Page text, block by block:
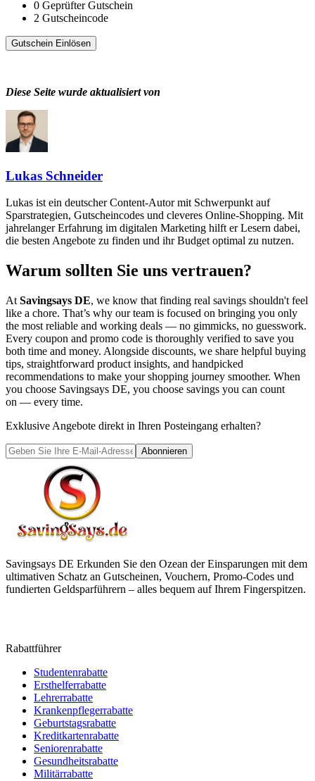
0 Geprüfter Gutschein
2 Gutscheincode
Gutschein Einlösen
Diese Seite wurde aktualisiert von
Lukas Schneider
Lukas ist ein deutscher Content-Autor mit Schwerpunkt auf
Sparstrategien, Gutscheincodes und cleveres Online-Shopping. Mit
jahrelanger Erfahrung im digitalen Marketing hilft er Lesern dabei,
die besten Angebote zu finden und ihr Budget optimal zu nutzen.
Warum sollten Sie uns vertrauen?
At Savingsays DE, we know that finding real savings shouldn't feel
like a chore. That’s why our team is focused on bringing you only
the most reliable and working deals — no gimmicks, no guesswork.
Every coupon and promo code is thoroughly verified to save you
both time and money. Alongside discounts, we share helpful buying
tips, straightforward product insights, and handpicked
recommendations to make your shopping journey smoother. When
you choose Savingsays DE, you choose savings you can count
on — every time.
Exklusive Angebote direkt in Ihren Posteingang erhalten?
Abonnieren
Savingsays DE Erkunden Sie den Ozean der Einsparungen mit dem
ultimativen Schatz an Gutscheinen, Vouchern, Promo-Codes und
fundierten Geldsparführern – alles bequem auf Ihrem Fingerspitzen.
Rabattführer
Studentenrabatte
Ersthelferrabatte
Lehrerrabatte
Krankenpflegerrabatte
Geburtstagsrabatte
Kreditkartenrabatte
Seniorenrabatte
Gesundheitsrabatte
Militärrabatte